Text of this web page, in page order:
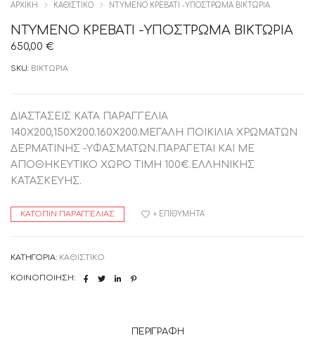
ΑΡΧΙΚΉ ΚΑΘΙΣΤΙΚΟ ΝΤΥΜΕΝΟ ΚΡΕΒΑΤΙ -ΥΠΟΣΤΡΩΜΑ ΒΙΚΤΩΡΙΑ
ΝΤΥΜΕΝΟ ΚΡΕΒΑΤΙ -ΥΠΟΣΤΡΩΜΑ ΒΙΚΤΩΡΙΑ
650,00 €
SKU: ΒΙΚΤΩΡΙΑ
ΔΙΑΣΤΑΣΕΙΣ ΚΑΤΑ ΠΑΡΑΓΓΕΛΙΑ
140Χ200,150Χ200.160Χ200.ΜΕΓΑΛΗ ΠΟΙΚΙΛΙΑ ΧΡΩΜΑΤΩΝ
ΔΕΡΜΑΤΙΝΗΣ -ΥΦΑΣΜΑΤΩΝ.ΠΑΡΑΓΕΤΑΙ ΚΑΙ ΜΕ
ΑΠΟΘΗΚΕΥΤΙΚΟ ΧΩΡΟ ΤΙΜΗ 100€.ΕΛΛΗΝΙΚΗΣ
ΚΑΤΑΣΚΕΥΗΣ.
ΚΑΤΌΠΙΝ ΠΑΡΑΓΓΕΛΊΑΣ + ΕΠΙΘΥΜΗΤΆ
ΚΑΤΗΓΟΡΊΑ: ΚΑΘΙΣΤΙΚΟ
ΚΟΙΝΟΠΟΊΗΣΗ:
ΠΕΡΙΓΡΑΦΉ